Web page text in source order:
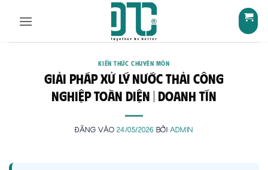
KIẾN THỨC CHUYÊN MÔN
Giải Pháp Xử Lý Nước Thải Công
Nghiệp Toàn Diện | Doanh Tín
ĐĂNG VÀO24/05/2026 BỞI ADMIN